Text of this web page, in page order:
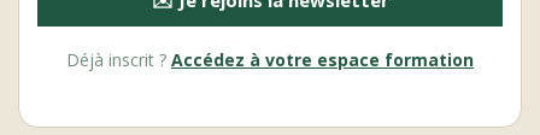
Déjà inscrit ? Accédez à votre espace formation